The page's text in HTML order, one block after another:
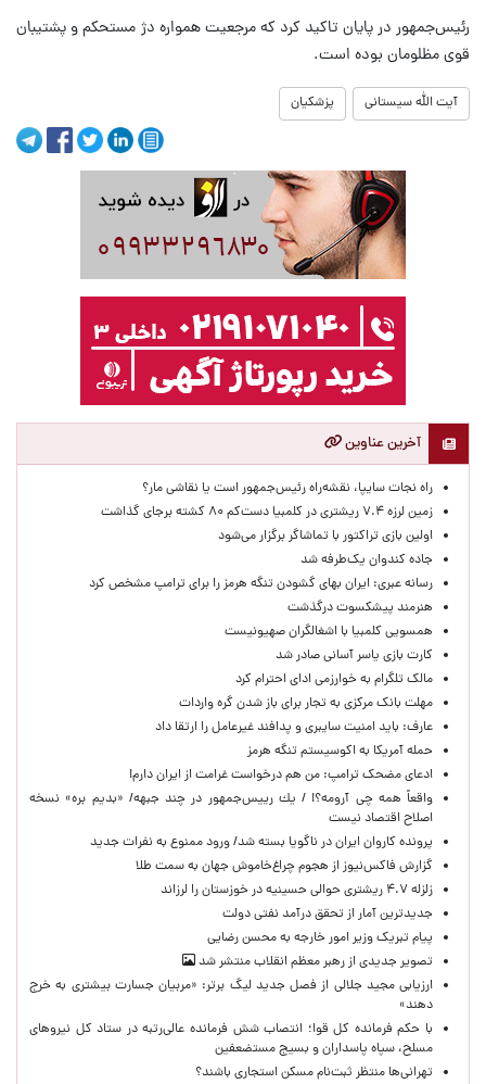
رئیس‌جمهور در پایان تاکید کرد که مرجعیت همواره دژ مستحکم و پشتیبان
قوی مظلومان بوده است.
آیت الله سیستانی پزشکیان
آخرین عناوین
راه نجات سایپا، نقشه‌راه رئیس‌جمهور است یا نقاشی مار؟
زمین لرزه ۷.۴ ریشتری در کلمبیا دست‌کم ۸۰ کشته برجای گذاشت
اولین بازی تراکتور با تماشاگر برگزار می‌شود
جاده کندوان یک‌طرفه شد
رسانه عبری: ایران بهای گشودن تنگه هرمز را برای ترامپ مشخص کرد
هنرمند پیشکسوت درگذشت
همسویی کلمبیا با اشغالگران صهیونیست
کارت بازی یاسر آسانی صادر شد
مالک تلگرام به خوارزمی ادای احترام کرد
مهلت بانک مرکزی به تجار برای باز شدن گره واردات
عارف: باید امنیت سایبری و پدافند غیرعامل را ارتقا داد
حمله آمریکا به اکوسیستم تنگه هرمز
ادعای مضحک ترامپ: من هم درخواست غرامت از ایران دارم!
واقعاً همه چی آرومه؟! / يك رييس‌جمهور در چند جبهه/ «بدیم بره» نسخه
اصلاح اقتصاد نیست
پرونده کاروان ایران در ناگویا بسته شد/ ورود ممنوع به نفرات جدید
گزارش فاکس‌نیوز از هجوم چراغ‌خاموش جهان به سمت طلا
زلزله ۴.۷ ریشتری حوالی حسینیه در خوزستان را لرزاند
جدیدترین آمار از تحقق درآمد نفتی دولت
پیام تبریک وزیر امور خارجه به محسن رضایی
تصویر جدیدی از رهبر معظم انقلاب منتشر شد
ارزیابی مجید جلالی از فصل جدید لیگ برتر: «مربیان جسارت بیشتری به خرج
دهند»
با حکم فرمانده کل قوا؛ انتصاب شش فرمانده عالی‌رتبه در ستاد کل نیروهای
مسلح، سپاه پاسداران و بسیج مستضعفین
تهرانی‌ها منتظر ثبت‌نام مسکن استجاری باشند؟